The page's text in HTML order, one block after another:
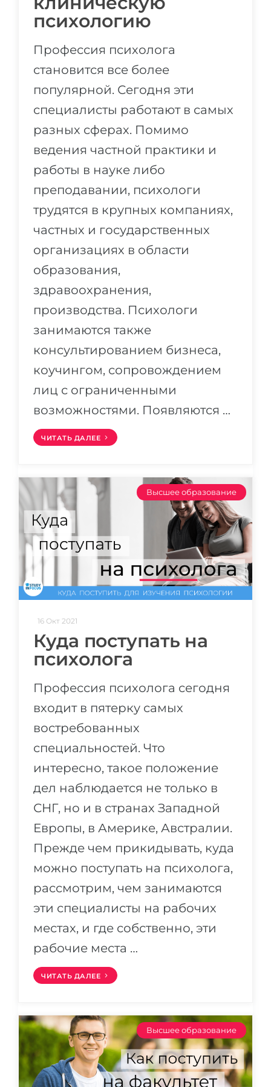
психологию
Профессия психолога
становится все более
популярной. Сегодня эти
специалисты работают в самых
разных сферах. Помимо
ведения частной практики и
работы в науке либо
преподавании, психологи
трудятся в крупных компаниях,
частных и государственных
организациях в области
образования,
здравоохранения,
производства. Психологи
занимаются также
консультированием бизнеса,
коучингом, сопровождением
лиц с ограниченными
возможностями. Появляются …
ЧИТАТЬ ДАЛЕЕ
Высшее образование
16 Окт 2021
Куда поступать на
психолога
Профессия психолога сегодня
входит в пятерку самых
востребованных
специальностей. Что
интересно, такое положение
дел наблюдается не только в
СНГ, но и в странах Западной
Европы, в Америке, Австралии.
Прежде чем прикидывать, куда
можно поступать на психолога,
рассмотрим, чем занимаются
эти специалисты на рабочих
местах, и где собственно, эти
рабочие места …
ЧИТАТЬ ДАЛЕЕ
Высшее образование